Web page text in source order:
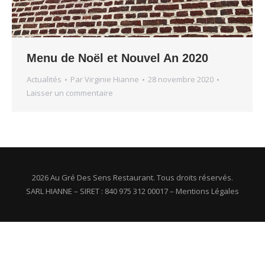
Menu de Noël et Nouvel An 2020
Actualités ParVirginie Hianne
28 novembre 2020
Laisser un commentaire
2026 Au Gré Des Sens Restaurant. Tous droits réservés.
SARL HIANNE – SIRET : 840 975 312 00017 – Mentions Légales